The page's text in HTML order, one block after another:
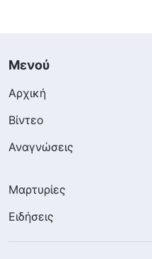
Μενού
Αρχική
Βίντεο
Αναγνώσεις
Μαρτυρίες
Ειδήσεις